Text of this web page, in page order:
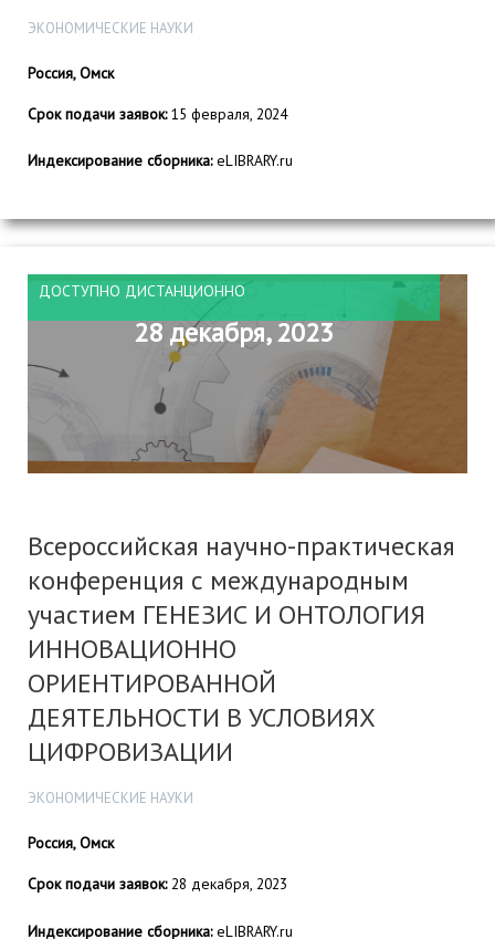
ЭКОНОМИЧЕСКИЕ НАУКИ
Россия, Омск
Срок подачи заявок:15 февраля, 2024
Индексирование сборника:eLIBRARY.ru
ДОСТУПНО ДИСТАНЦИОННО
28 декабря, 2023
Всероссийская научно-практическая
конференция с международным
участием ГЕНЕЗИС И ОНТОЛОГИЯ
ИННОВАЦИОННО
ОРИЕНТИРОВАННОЙ
ДЕЯТЕЛЬНОСТИ В УСЛОВИЯХ
ЦИФРОВИЗАЦИИ
ЭКОНОМИЧЕСКИЕ НАУКИ
Россия, Омск
Срок подачи заявок:28 декабря, 2023
Индексирование сборника:eLIBRARY.ru